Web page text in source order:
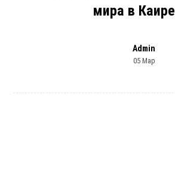
мира в Каире
Admin
05 Мар